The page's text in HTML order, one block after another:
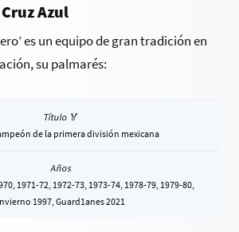
Azul
es un equipo de gran tradición en
su palmarés:
de la primera división mexicana
1971-72, 1972-73, 1973-74, 1978-79, 1979-80,
1997, Guard1anes 2021